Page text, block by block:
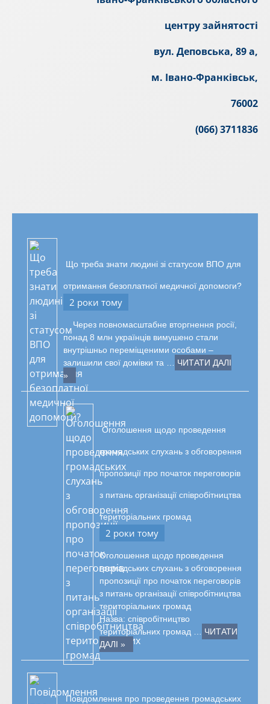
центру зайнятості
вул. Деповська, 89 а,
м. Івано-Франківськ,
76002
(066) 3711836
Що треба знати людині зі статусом ВПО для
отримання безоплатної медичної допомоги?
2 роки тому
Через повномасштабне вторгнення росії,
понад 8 млн українців вимушено стали
внутрішньо переміщеними особами –
залишили свої домівки та …
ЧИТАТИ ДАЛІ
»
Оголошення щодо проведення
громадських слухань з обговорення
пропозиції про початок переговорів
з питань організації співробітництва
територіальних громад
2 роки тому
Оголошення щодо проведення
громадських слухань з обговорення
пропозиції про початок переговорів
з питань організації співробітництва
територіальних громад
Назва: співробітництво
територіальних громад …
ЧИТАТИ
ДАЛІ »
Повідомлення про проведення громадських